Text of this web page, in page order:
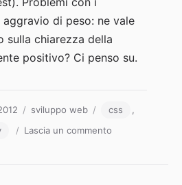
di peso: ne vale
sulla chiarezza della
positivo? Ci penso su.
Categorie
sviluppo web Tag
css
,
Lascia un commentosu